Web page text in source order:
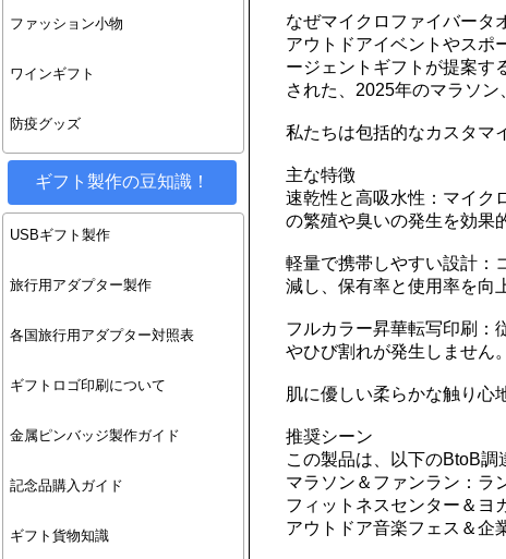
ファッション小物
ワインギフト
防疫グッズ
ギフト製作の豆知識！
USBギフト製作
旅行用アダプター製作
各国旅行用アダプター対照表
ギフトロゴ印刷について
金属ピンバッジ製作ガイド
記念品購入ガイド
ギフト貨物知識
なぜマイクロファイバータ
アウトドアイベントやスポ
ージェントギフトが提案す
された、2025年のマラソン
私たちは包括的なカスタマ
主な特徴
速乾性と高吸水性：マイク
の繁殖や臭いの発生を効果
軽量で携帯しやすい設計：
減し、保有率と使用率を向
フルカラー昇華転写印刷：
やひび割れが発生しません
肌に優しい柔らかな触り心
推奨シーン
この製品は、以下のBtoB調
マラソン＆ファンラン：ラ
フィットネスセンター＆ヨ
アウトドア音楽フェス＆企